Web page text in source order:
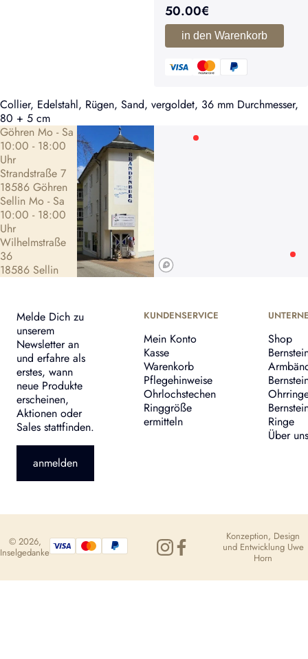
50.00€
in den Warenkorb
Collier, Edelstahl, Rügen, Sand, vergoldet, 36 mm Durchmesser,
80 + 5 cm
Göhren Mo - Sa
10:00 - 18:00
Uhr
Strandstraße 7
18586 Göhren
Sellin Mo - Sa
10:00 - 18:00
Uhr
Wilhelmstraße
36
18586 Sellin
Melde Dich zu
unserem
Newsletter an
und erfahre als
erstes, wann
neue Produkte
erscheinen,
Aktionen oder
Sales stattfinden.
anmelden
KUNDENSERVICE
Mein Konto
Kasse
Warenkorb
Pflegehinweise
Ohrlochstechen
Ringgröße
ermitteln
Shop
Ringe
Über uns
© 2026,
Inselgedanke
Konzeption, Design
und Entwicklung Uwe
Horn